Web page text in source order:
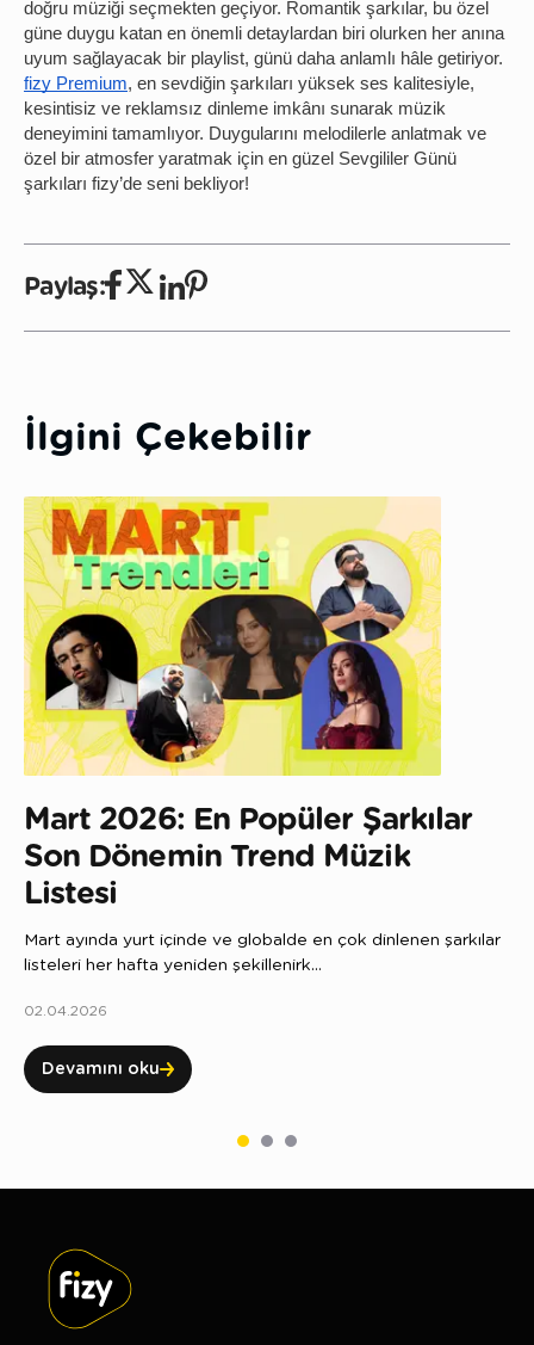
doğru müziği seçmekten geçiyor. Romantik şarkılar, bu özel
güne duygu katan en önemli detaylardan biri olurken her anına
uyum sağlayacak bir playlist, günü daha anlamlı hâle getiriyor.
fizy Premium, en sevdiğin şarkıları yüksek ses kalitesiyle,
kesintisiz ve reklamsız dinleme imkânı sunarak müzik
deneyimini tamamlıyor. Duygularını melodilerle anlatmak ve
özel bir atmosfer yaratmak için en güzel Sevgililer Günü
şarkıları fizy’de seni bekliyor!
Paylaş:
İlgini Çekebilir
Mart 2026: En Popüler Şarkılar
Son Dönemin Trend Müzik
Listesi
Mart ayında yurt içinde ve globalde en çok dinlenen şarkılar
listeleri her hafta yeniden şekillenirk...
02.04.2026
Devamını oku